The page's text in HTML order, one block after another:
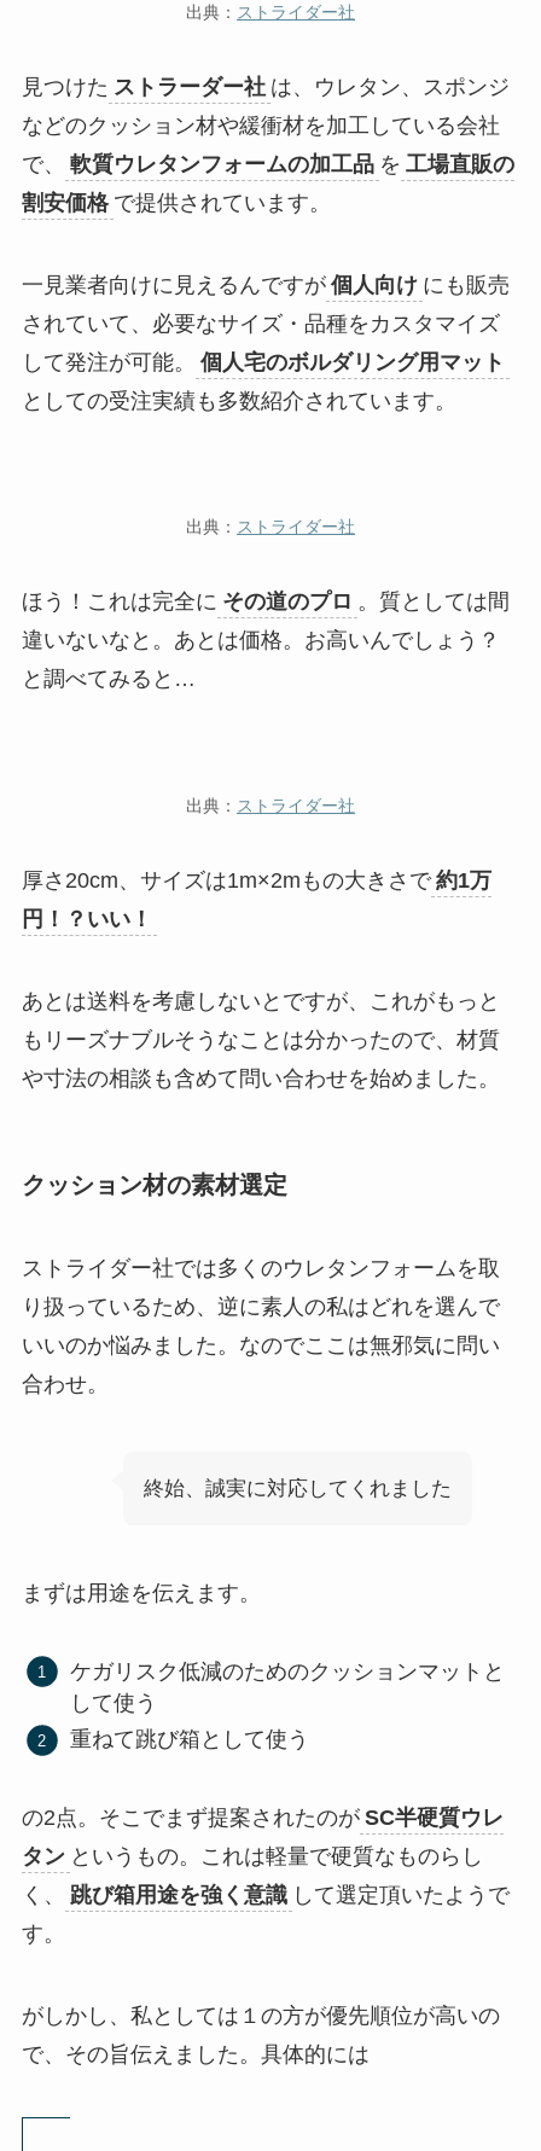
出典： ス トライダー社
見つけた ストラーダー社 は、ウレタン、スポンジ
などのクッション材や緩衝材を加工している会社
で、
軟質ウレタンフォームの加工品 を 工場直販の
割安価格 で提供されています。
一見業者向けに見えるんですが 個人向け にも販売
されていて、必要なサイズ・品種をカスタマイズ
して発注が可能。
個人宅のボルダリング用マット
としての受注実績も多数紹介されています。
出典： ストライダー社
ほう！これは完全に その道のプロ 。質としては間
違いないなと。あとは価格。お高いんでしょう？
と調べてみると…
出典： ストライダー社
厚さ20cm、サイズは1m×2mもの大きさで 約1万
円！？いい！
あとは送料を考慮しないとですが、これがもっと
もリーズナブルそうなことは分かったので、材質
や寸法の相談も含めて問い合わせを始めました。
クッション材の素材選定
ストライダー社では多くのウレタンフォームを取
り扱っているため、逆に素人の私はどれを選んで
いいのか悩みました。なのでここは無邪気に問い
合わせ。
終始、誠実に対応してくれました
まずは用途を伝えます。
ケガリスク低減のためのクッションマットと
して使う
重ねて跳び箱として使う
の2点。そこでまず提案されたのが SC半硬質ウレ
タン というもの。これは軽量で硬質なものらし
く、
跳び箱用途を強く意識 して選定頂いたようで
す。
がしかし、私としては１の方が優先順位が高いの
で、その旨伝えました。具体的には